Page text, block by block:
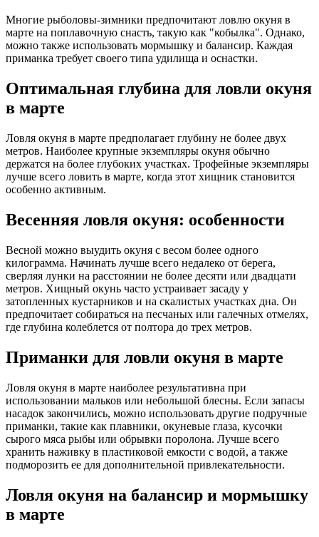
Многие рыболовы-зимники предпочитают ловлю окуня в
марте на поплавочную снасть, такую как "кобылка". Однако,
можно также использовать мормышку и балансир. Каждая
приманка требует своего типа удилища и оснастки.
Оптимальная глубина для ловли окуня
в марте
Ловля окуня в марте предполагает глубину не более двух
метров. Наиболее крупные экземпляры окуня обычно
держатся на более глубоких участках. Трофейные экземпляры
лучше всего ловить в марте, когда этот хищник становится
особенно активным.
Весенняя ловля окуня: особенности
Весной можно выудить окуня с весом более одного
килограмма. Начинать лучше всего недалеко от берега,
сверляя лунки на расстоянии не более десяти или двадцати
метров. Хищный окунь часто устраивает засаду у
затопленных кустарников и на скалистых участках дна. Он
предпочитает собираться на песчаных или галечных отмелях,
где глубина колеблется от полтора до трех метров.
Приманки для ловли окуня в марте
Ловля окуня в марте наиболее результативна при
использовании мальков или небольшой блесны. Если запасы
насадок закончились, можно использовать другие подручные
приманки, такие как плавники, окуневые глаза, кусочки
сырого мяса рыбы или обрывки поролона. Лучше всего
хранить наживку в пластиковой емкости с водой, а также
подморозить ее для дополнительной привлекательности.
Ловля окуня на балансир и мормышку
в марте